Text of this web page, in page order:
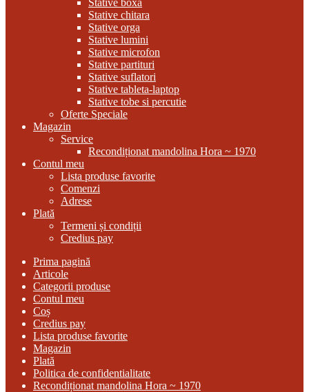
Stative boxa
Stative chitara
Stative orga
Stative lumini
Stative microfon
Stative partituri
Stative suflatori
Stative tableta-laptop
Stative tobe si percutie
Oferte Speciale
Magazin
Service
Recondiționat mandolina Hora ~ 1970
Contul meu
Lista produse favorite
Comenzi
Adrese
Plată
Termeni și condiții
Credius pay
Prima pagină
Articole
Categorii produse
Contul meu
Coș
Credius pay
Lista produse favorite
Magazin
Plată
Politica de confidentialitate
Recondiționat mandolina Hora ~ 1970